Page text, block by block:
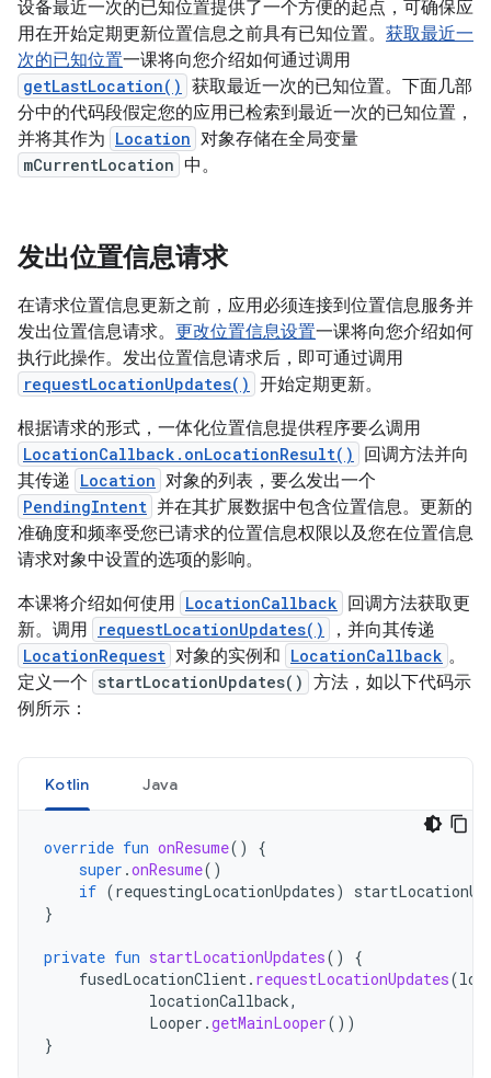
设备最近一次的已知位置提供了一个方便的起点，可确保应
用在开始定期更新位置信息之前具有已知位置。 获取最近一
次的已知位置一课将向您介绍如何通过调用
getLastLocation() 获取最近一次的已知位置。下面几部
分中的代码段假定您的应用已检索到最近一次的已知位置，
并将其作为 Location 对象存储在全局变量
mCurrentLocation 中。
发出位置信息请求
在请求位置信息更新之前，应用必须连接到位置信息服务并
发出位置信息请求。 更改位置信息设置一课将向您介绍如何
执行此操作。发出位置信息请求后，即可通过调用
requestLocationUpdates() 开始定期更新。
根据请求的形式，一体化位置信息提供程序要么调用
LocationCallback.onLocationResult()
回调方法并向
其传递 Location 对象的列表，要么发出一个
PendingIntent 并在其扩展数据中包含位置信息。更新的
准确度和频率受您已请求的位置信息权限以及您在位置信息
请求对象中设置的选项的影响。
本课将介绍如何使用 LocationCallback
回调方法获取更
新。调用
requestLocationUpdates() ，并向其传递
LocationRequest 对象的实例和 LocationCallback 。
定义一个 startLocationUpdates() 方法，如以下代码示
例所示：
Kotlin Java
override fun onResume()
{
super .onResume()
if (requestingLocationUpdates)
}
private fun startLocationUpdates()
{
fusedLocationClient. requestLocationUpdates(
locationCallback,
Looper .getMainLooper())
}